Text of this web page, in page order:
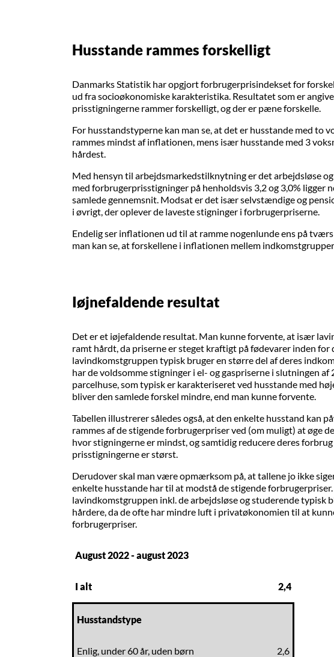
Husstande rammes forskelligt
Danmarks Statistik har opgjort forbrugerprisindekset for
ud fra socioøkonomiske karakteristika. Resultatet som er
prisstigningerne rammer forskelligt, og der er pæne forskelle.
For husstandstyperne kan man se, at det er husstande med to
rammes mindst af inflationen, mens især husstande med 3
hårdest.
Med hensyn til arbejdsmarkedstilknytning er det arbejdsløse
med forbrugerprisstigninger på henholdsvis 3,2 og 3,0% ligger
samlede gennemsnit. Modsat er det især selvstændige og
i øvrigt, der oplever de laveste stigninger i forbrugerpriserne.
Endelig ser inflationen ud til at ramme nogenlunde ens på
man kan se, at forskellene i inflationen mellem
Iøjnefaldende resultat
Det er et iøjefaldende resultat. Man kunne forvente, at især
ramt hårdt, da priserne er steget kraftigt på fødevarer inden for
lavindkomstgruppen typisk bruger en større del af deres
har de voldsomme stigninger i el- og gaspriserne i slutningen
parcelhuse, som typisk er karakteriseret ved husstande med
bliver den samlede forskel mindre, end man kunne forvente.
Tabellen illustrerer således også, at den enkelte husstand kan
rammes af de stigende forbrugerpriser ved (om muligt) at øge
hvor stigningerne er mindst, og samtidig reducere deres
prisstigningerne er størst.
Derudover skal man være opmærksom på, at tallene jo ikke
enkelte husstande har til at modstå de stigende
lavindkomstgruppen inkl. de arbejdsløse og studerende typisk
hårdere, da de ofte har mindre luft i privatøkonomien til at
forbrugerpriser.
August 2022 - august 2023
I alt 2,4
Husstandstype
Enlig, under 60 år, uden børn 2,6